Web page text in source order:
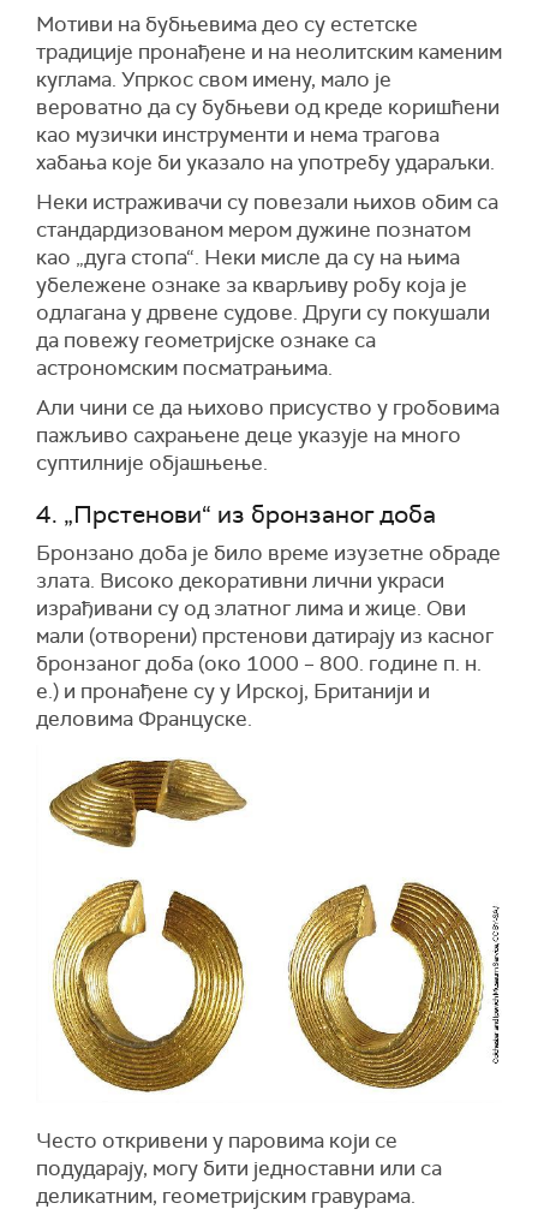
Мотиви на бубњевима део су естетске
традиције пронађене и на неолитским каменим
куглама. Упркос свом имену, мало је
вероватно да су бубњеви од креде коришћени
као музички инструменти и нема трагова
хабања које би указало на употребу удараљки.
Неки истраживачи су повезали њихов обим са
стандардизованом мером дужине познатом
као „дуга стопа“. Неки мисле да су на њима
убележене ознаке за кварљиву робу која је
одлагана у дрвене судове. Други су покушали
да повежу геометријске ознаке са
астрономским посматрањима.
Али чини се да њихово присуство у гробовима
пажљиво сахрањене деце указује на много
суптилније објашњење.
4. „Прстенови“ из бронзаног доба
Бронзано доба је било време изузетне обраде
злата. Високо декоративни лични украси
израђивани су од златног лима и жице. Ови
мали (отворени) прстенови датирају из касног
бронзаног доба (око 1000 – 800. године п. н.
е.) и пронађене су у Ирској, Британији и
деловима Француске.
Често откривени у паровима који се
подударају, могу бити једноставни или са
деликатним, геометријским гравурама.